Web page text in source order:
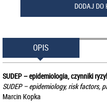
DODAJ DO
OPIS
SUDEP – epidemiologia, czynniki
SUDEP – epidemiology, risk factors,
Marcin Kopka